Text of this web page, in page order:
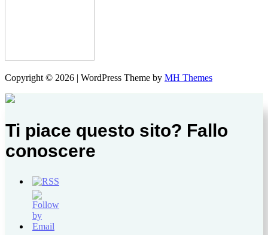
Copyright © 2026 | WordPress Theme by MH Themes
Ti piace questo sito? Fallo
conoscere